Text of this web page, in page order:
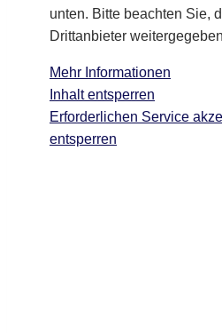
unten. Bitte beachten Sie,
Drittanbieter
Mehr Informationen
Inhalt entsperren
Erforderlichen Service
entsperren